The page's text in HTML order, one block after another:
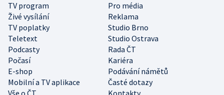
TV program
Pro média
Živé vysílání
Reklama
TV poplatky
Studio Brno
Teletext
Studio Ostrava
Podcasty
Rada ČT
Počasí
Kariéra
E-shop
Podávání námětů
Mobilní a TV aplikace
Časté dotazy